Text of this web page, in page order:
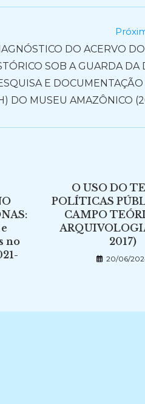
DO ACERVO
SOB A GUARDA DA
E
DO MUSEU AMAZÔNICO
no
O USO DO
POLÍTICAS
CAMPO
2017)
20/06/